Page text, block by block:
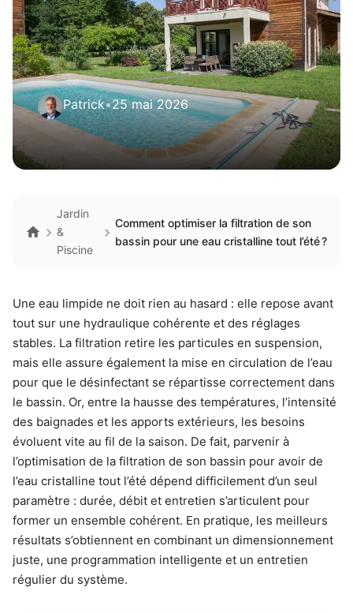
Patrick•25 mai 2026
Jardin
&
Piscine
Comment optimiser la filtration de son
bassin pour une eau cristalline tout l’été ?
Une eau limpide ne doit rien au hasard : elle repose avant
tout sur une hydraulique cohérente et des réglages
stables. La filtration retire les particules en suspension,
mais elle assure également la mise en circulation de l’eau
pour que le désinfectant se répartisse correctement dans
le bassin. Or, entre la hausse des températures, l’intensité
des baignades et les apports extérieurs, les besoins
évoluent vite au fil de la saison. De fait, parvenir à
l’optimisation de la filtration de son bassin pour avoir de
l’eau cristalline tout l’été dépend difficilement d’un seul
paramètre : durée, débit et entretien s’articulent pour
former un ensemble cohérent. En pratique, les meilleurs
résultats s’obtiennent en combinant un dimensionnement
juste, une programmation intelligente et un entretien
régulier du système.